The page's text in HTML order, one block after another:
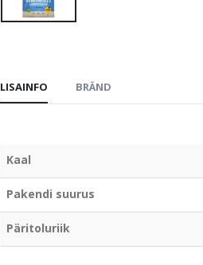
LISAINFO BRÄND
Kaal
Pakendi suurus
Päritoluriik